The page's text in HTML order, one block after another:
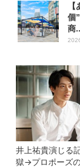
個
商
井上祐貴演じる
獄→プロポーズ